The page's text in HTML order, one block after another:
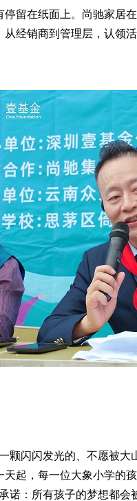
停留在纸面上。尚驰家
经销商到管理层，认领
颗闪闪发光的、不愿被
起，每一位大象小学的
诺：所有孩子的梦想都会